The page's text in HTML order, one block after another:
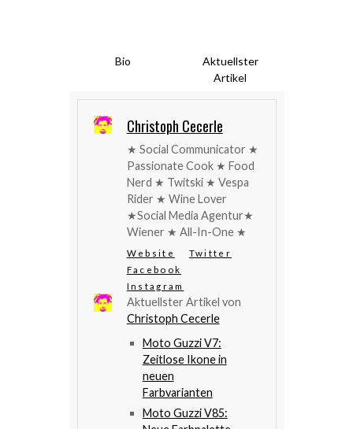
Bio
Aktuellster
Artikel
Christoph Cecerle
★ Social Communicator ★
Passionate Cook ★ Food
Nerd ★ Twitski ★ Vespa
Rider ★ Wine Lover
★Social Media Agentur★
Wiener ★ All-In-One ★
Website
Twitter
Facebook
Instagram
Aktuellster Artikel von
Christoph Cecerle
Moto Guzzi V7:
Zeitlose Ikone in
neuen
Farbvarianten
Moto Guzzi V85: